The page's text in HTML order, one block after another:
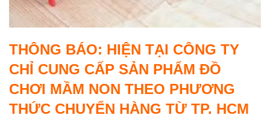
THÔNG BÁO: HIỆN TẠI CÔNG TY
CHỈ CUNG CẤP SẢN PHẨM ĐỒ
CHƠI MẦM NON THEO PHƯƠNG
THỨC CHUYỂN HÀNG TỪ TP. HCM